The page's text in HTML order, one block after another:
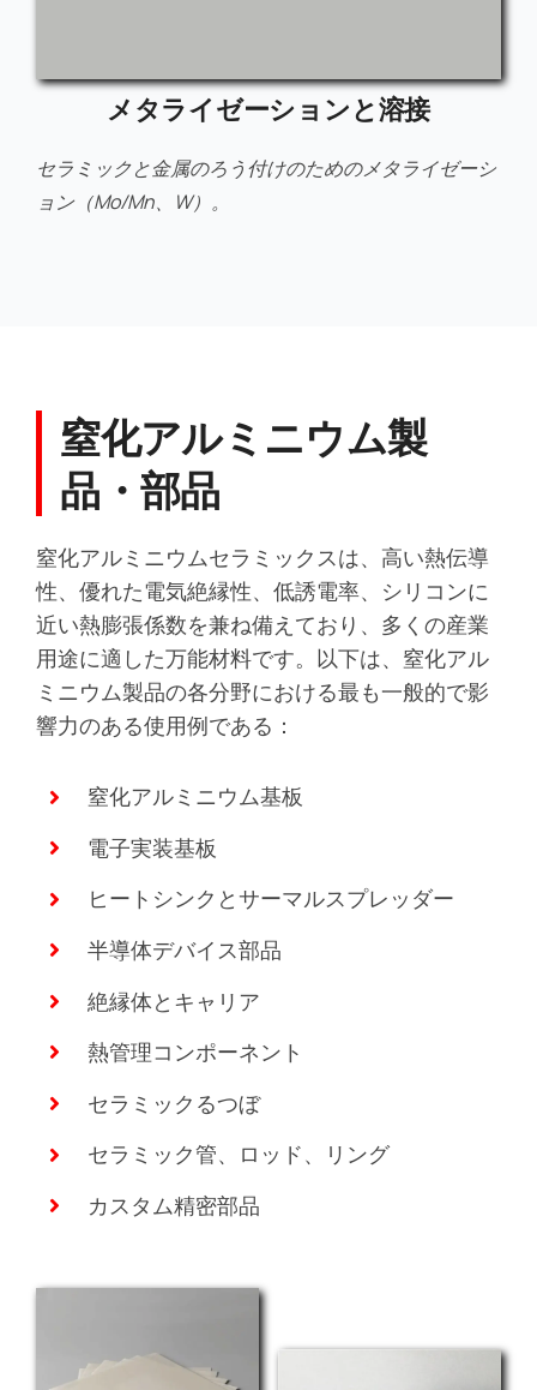
メタライゼーションと溶接
セラミックと金属のろう付けのためのメタライゼーシ
ョン（Mo/Mn、W）。
窒化アルミニウム製
品・部品
窒化アルミニウムセラミックスは、高い熱伝導
性、優れた電気絶縁性、低誘電率、シリコンに
近い熱膨張係数を兼ね備えており、多くの産業
用途に適した万能材料です。以下は、窒化アル
ミニウム製品の各分野における最も一般的で影
響力のある使用例である：
窒化アルミニウム基板
電子実装基板
ヒートシンクとサーマルスプレッダー
半導体デバイス部品
絶縁体とキャリア
熱管理コンポーネント
セラミックるつぼ
セラミック管、ロッド、リング
カスタム精密部品